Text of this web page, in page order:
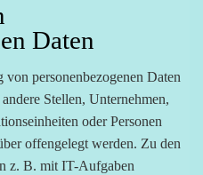
Daten
personenbezogenen Daten
Stellen, Unternehmen,
oder Personen
offengelegt werden. Zu den
z. B. mit IT-Aufgaben